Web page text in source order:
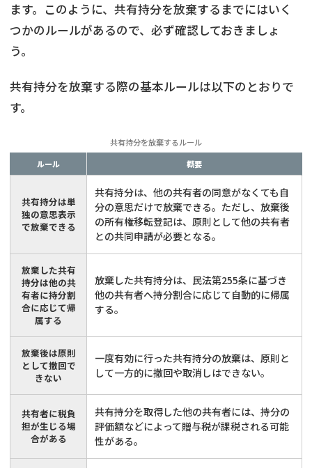
ます。このように、共有持分を放棄するまでにはいく
つかのルールがあるので、必ず確認しておきましょ
う。
共有持分を放棄する際の基本ルールは以下のとおりで
す。
共有持分を放棄するルール
ルール
概要
共有持分は単
独の意思表示
で放棄できる
共有持分は、他の共有者の同意がなくても自
分の意思だけで放棄できる。ただし、放棄後
の所有権移転登記は、原則として他の共有者
との共同申請が必要となる。
放棄した共有
持分は他の共
有者に持分割
合に応じて帰
属する
放棄した共有持分は、民法第255条に基づき
他の共有者へ持分割合に応じて自動的に帰属
する。
放棄後は原則
として撤回で
きない
一度有効に行った共有持分の放棄は、原則と
して一方的に撤回や取消しはできない。
共有者に税負
担が生じる場
合がある
共有持分を取得した他の共有者には、持分の
評価額などによって贈与税が課税される可能
性がある。